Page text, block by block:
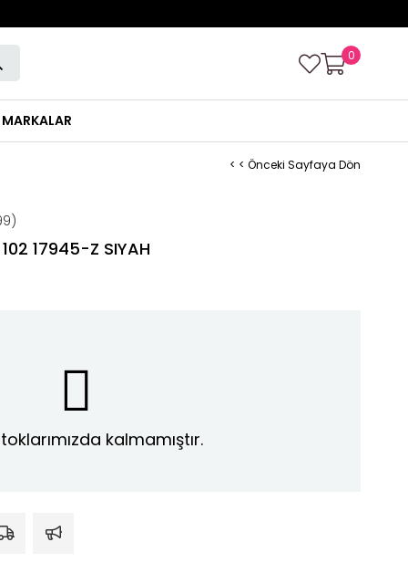
0
MARKALAR
< < Önceki Sayfaya Dön
102 17945-Z SIYAH
kalmamıştır.